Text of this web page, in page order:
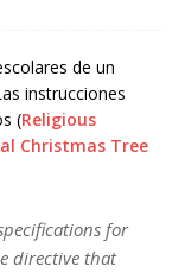
de un
instrucciones
(Religious
Christmas Tree
for
directive that